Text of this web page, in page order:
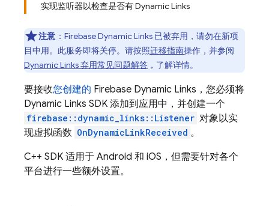
实现监听器以检查是否有 Dynamic Links
注意 ：Firebase Dynamic Links 已被弃用，请勿在新项
目中用。 此服务即将关停。请按照迁移指南操作，并参阅
Dynamic Links 弃用常见问题解答 ，了解详情。
要接收您创建的 Firebase Dynamic Links ，您必须将
Dynamic Links SDK 添加到应用中，并创建一个
firebase::dynamic_links::Listener 对象以实
现虚拟函数 OnDynamicLinkReceived 。
C++ SDK 适用于 Android 和 iOS，但需要针对各个
平台进行一些额外设置。